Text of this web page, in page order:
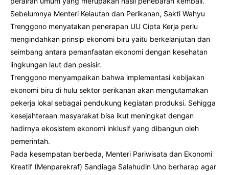
Sebelumnya Menteri Kelautan dan Perikanan, Sakti Wahyu
Trenggono menyatakan penerapan UU Cipta Kerja perlu
mengindahkan prinsip ekonomi biru yaitu berkelanjutan dan
seimbang antara pemanfaatan ekonomi dengan kesehatan
lingkungan laut dan pesisir.
Trenggono menyampaikan bahwa implementasi kebijakan
ekonomi biru di hulu sektor perikanan akan mengutamakan
pekerja lokal sebagai pendukung kegiatan produksi. Sehigga
kesejahteraan masyarakat bisa ikut meningkat dengan
hadirnya ekosistem ekonomi inklusif yang dibangun oleh
pemerintah.
Pada kesempatan berbeda, Menteri Pariwisata dan Ekonomi
Kreatif (Menparekraf) Sandiaga Salahudin Uno berharap agar